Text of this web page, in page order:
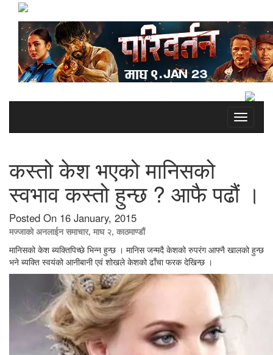
Toggle
कस्तो केश भएको मानिसको
स्वभाव कस्तो हुन्छ ? आफै पढौं ।
Posted On 16 January, 2015
मज्जाको अनलाईन समाचार, माघ २, काठमाण्डौं
मानिसको केश ब्यक्तिपिच्छे भिन्न हुन्छ । मानिस जन्मदै केशको रुपरंग आफ्नै खालको हुन्छ
भने ब्यक्ति स्वयंको आनीबानी एवं शोखले केशको ढाँचा फरक देखिन्छ ।